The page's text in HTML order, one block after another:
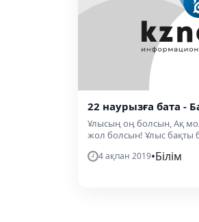
22 наурызға бата -
Ұлысың оң болсын, Ақ
жол болсын! Ұлыс бақты
4 ақпан 2019•Білім